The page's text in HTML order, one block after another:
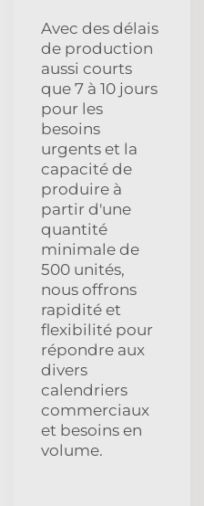
Avec des délais
de production
aussi courts
que 7 à 10 jours
pour les
besoins
urgents et la
capacité de
produire à
partir d'une
quantité
minimale de
500 unités,
nous offrons
rapidité et
flexibilité pour
répondre aux
divers
calendriers
commerciaux
et besoins en
volume.